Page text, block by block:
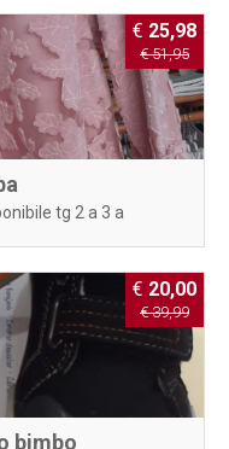
tg 2 a 3 a
€ 25,98
€ 51,95
bimbo
€ 20,00
€ 39,99